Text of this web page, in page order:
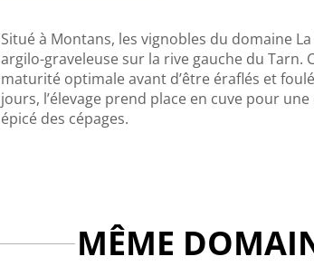
Situé à Montans, les vignobles du domaine
argilo-graveleuse sur la rive gauche du Tarn.
maturité optimale avant d’être éraflés et
jours, l’élevage prend place en cuve pour
épicé des cépages.
MÊME